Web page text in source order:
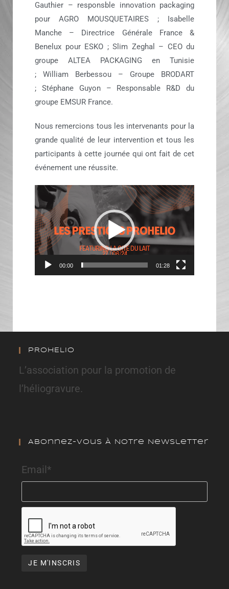
Gauthier – responsble innovation packaging
pour AGRO MOUSQUETAIRES ; Isabelle
Manche – Directrice Générale France &
Benelux pour ESKO ; Slim Zeghal – CEO du
groupe ALTEA PACKAGING en Tunisie
; William Berbessou – Groupe BRODART
; Stéphane Guyon – Responsable R&D du
groupe EMSUR France.
Nous remercions tous les intervenants pour la
grande qualité de leur intervention et tous les
participants à cette journée qui ont fait de cet
événement une réussite.
Lecteur
vidéo
00:00 01:28
PROHELIO
L’association pour la promotion de
l’héliogravure.
Abonnez-Vous À Notre Newsletter
Email*